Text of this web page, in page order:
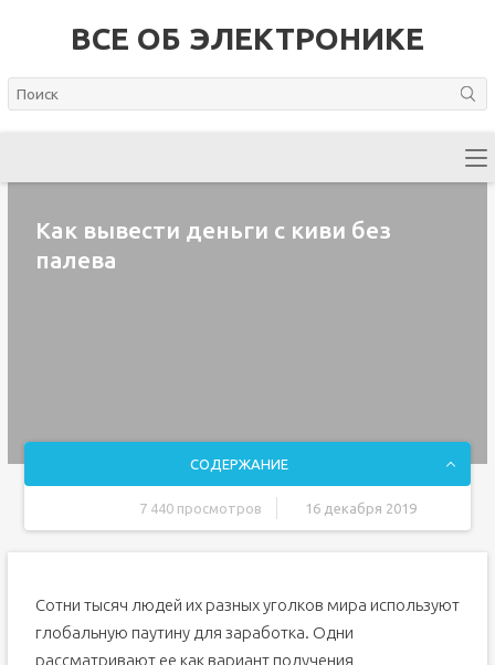
ВСЕ ОБ ЭЛЕКТРОНИКЕ
Как вывести деньги с киви без
палева
СОДЕРЖАНИЕ
7 440 просмотров 16 декабря 2019
Идентификация
Способы сохранения анонимности при выводе средств
Сотни тысяч людей их разных уголков мира используют
глобальную паутину для заработка. Одни
рассматривают ее как вариант получения